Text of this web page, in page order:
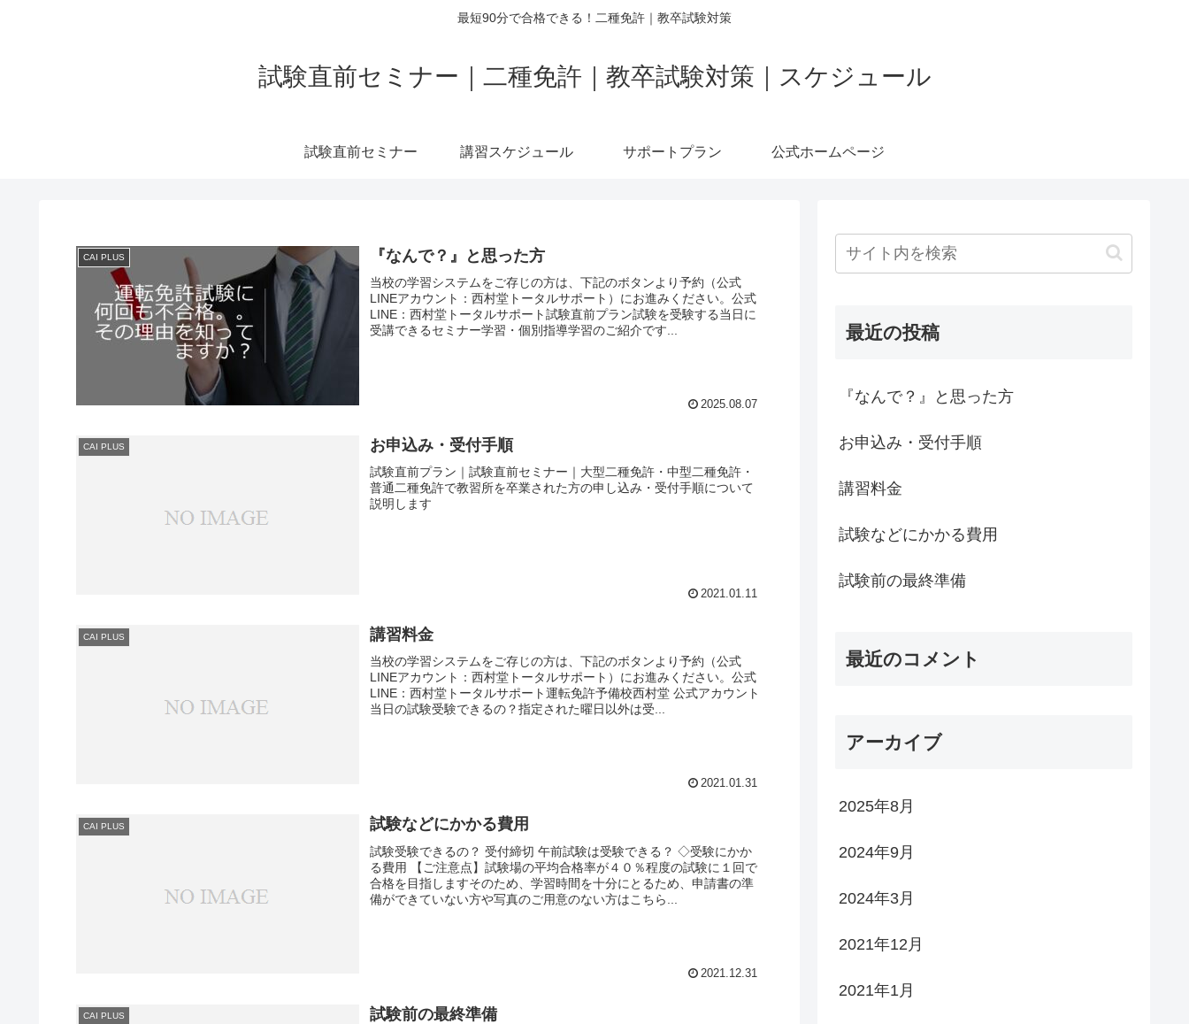
最短90分で合格できる！二種免許｜教卒試験対策
試験直前セミナー｜二種免許｜教卒試験対策｜スケジュール
試験直前セミナー 講習スケジュール サポートプラン 公式ホームページ
CAI PLUS 『なんで？』と思った方
当校の学習システムをご存じの方は、下記のボタンより予約（公式
LINEアカウント：西村堂トータルサポート）にお進みください。公式
LINE：西村堂トータルサポート試験直前プラン試験を受験する当日に
受講できるセミナー学習・個別指導学習のご紹介です...
2025.08.07
CAI PLUS お申込み・受付手順
試験直前プラン｜試験直前セミナー｜大型二種免許・中型二種免許・
普通二種免許で教習所を卒業された方の申し込み・受付手順について
説明します
2021.01.11
CAI PLUS 講習料金
当校の学習システムをご存じの方は、下記のボタンより予約（公式
LINEアカウント：西村堂トータルサポート）にお進みください。公式
LINE：西村堂トータルサポート運転免許予備校西村堂 公式アカウント
当日の試験受験できるの？指定された曜日以外は受...
2021.01.31
CAI PLUS 試験などにかかる費用
試験受験できるの？ 受付締切 午前試験は受験できる？ ◇受験にかか
る費用 【ご注意点】試験場の平均合格率が４０％程度の試験に１回で
合格を目指しますそのため、学習時間を十分にとるため、申請書の準
備ができていない方や写真のご用意のない方はこちら...
2021.12.31
CAI PLUS 試験前の最終準備
最近の投稿
『なんで？』と思った方
お申込み・受付手順
講習料金
試験などにかかる費用
試験前の最終準備
最近のコメント
アーカイブ
2025年8月
2024年9月
2024年3月
2021年12月
2021年1月